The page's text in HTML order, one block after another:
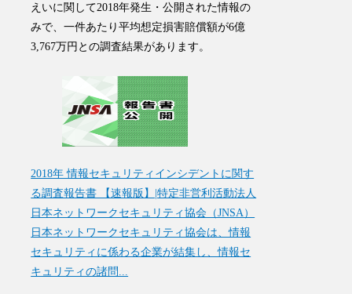
えいに関して2018年発生・公開された情報の
みで、一件あたり平均想定損害賠償額が6億
3,767万円 との調査結果があります。
2018年 情報セキュリティインシデントに関す
る調査報告書 【速報版】|特定非営利活動法人
日本ネットワークセキュリティ協会（JNSA）
日本ネットワークセキュリティ協会は、情報
セキュリティに係わる企業が結集し、情報セ
キュリティの諸問...